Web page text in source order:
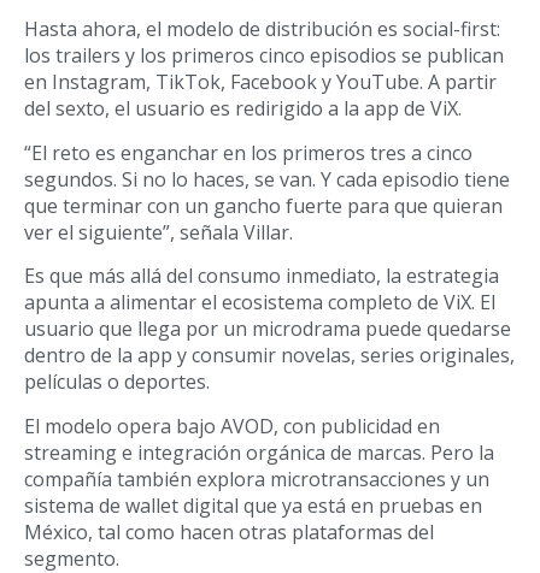
Hasta ahora, el modelo de distribución es social-first:
los trailers y los primeros cinco episodios se publican
en Instagram, TikTok, Facebook y YouTube. A partir
del sexto, el usuario es redirigido a la app de ViX.
“El reto es enganchar en los primeros tres a cinco
segundos. Si no lo haces, se van. Y cada episodio tiene
que terminar con un gancho fuerte para que quieran
ver el siguiente”, señala Villar.
Es que más allá del consumo inmediato, la estrategia
apunta a alimentar el ecosistema completo de ViX. El
usuario que llega por un microdrama puede quedarse
dentro de la app y consumir novelas, series originales,
películas o deportes.
El modelo opera bajo AVOD, con publicidad en
streaming e integración orgánica de marcas. Pero la
compañía también explora microtransacciones y un
sistema de wallet digital que ya está en pruebas en
México, tal como hacen otras plataformas del
segmento.